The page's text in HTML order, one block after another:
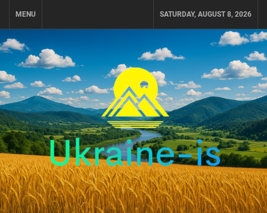
MENU SATURDAY, AUGUST 8, 2026
UKRAINE-IS
ПОДОРОЖI ПО УКРАЇНІ